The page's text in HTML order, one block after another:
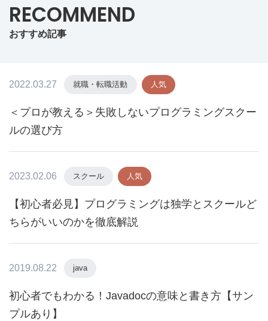
RECOMMEND
おすすめ記事
2022.03.27 就職・転職活動 人気
＜プロが教える＞失敗しないプログラミングスクー
ルの選び方
2023.02.06 スクール 人気
【初心者必見】プログラミングは独学とスクールど
ちらがいいのかを徹底解説
2019.08.22 java
初心者でもわかる！Javadocの意味と書き方【サン
プルあり】